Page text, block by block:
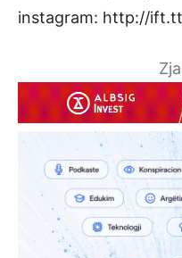
instagram: http://